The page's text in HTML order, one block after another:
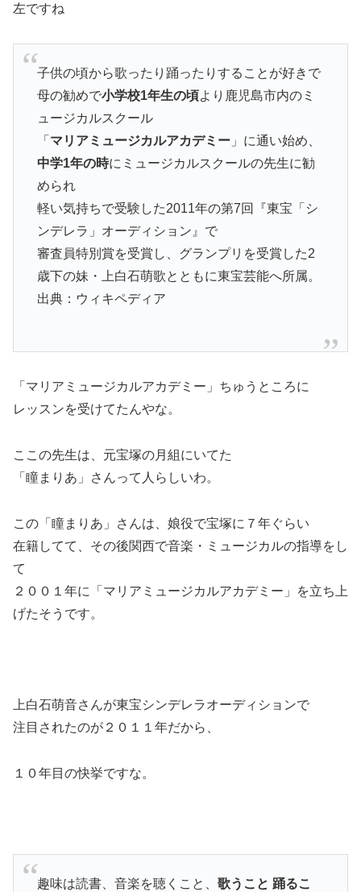
左ですね
子供の頃から歌ったり踊ったりすることが好きで
母の勧めで小学校1年生の頃より鹿児島市内のミ
ュージカルスクール
「 マリアミュージカルアカデミー」に通い始め、
中学1年の時にミュージカルスクールの先生に勧
められ
軽い気持ちで受験した2011年の第7回『東宝「シ
ンデレラ」オーディション』で
審査員特別賞を受賞し、グランプリを受賞した2
歳下の妹・上白石萌歌とともに東宝芸能へ所属。
出典：ウィキペディア
「マリアミュージカルアカデミー」ちゅうところに
レッスンを受けてたんやな。
ここの先生は、元宝塚の月組にいてた
「瞳まりあ」さんって人らしいわ。
この「瞳まりあ」さんは、娘役で宝塚に７年ぐらい
在籍してて、その後関西で音楽・ミュージカルの指導をし
て
２００１年に「マリアミュージカルアカデミー」を立ち上
げたそうです。
上白石萌音さんが東宝シンデレラオーディションで
注目されたのが２０１１年だから、
１０年目の快挙ですな。
趣味は読書、音楽を聴くこと、 歌うこと 踊るこ